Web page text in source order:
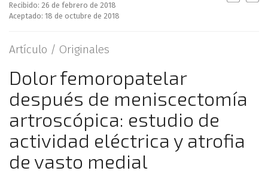
Recibido: 26 de febrero de 2018
Aceptado: 18 de octubre de 2018
Artículo / Originales
Dolor femoropatelar
después de meniscectomía
artroscópica: estudio de
actividad eléctrica y atrofia
de vasto medial